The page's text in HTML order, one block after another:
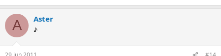
A Aster
♪